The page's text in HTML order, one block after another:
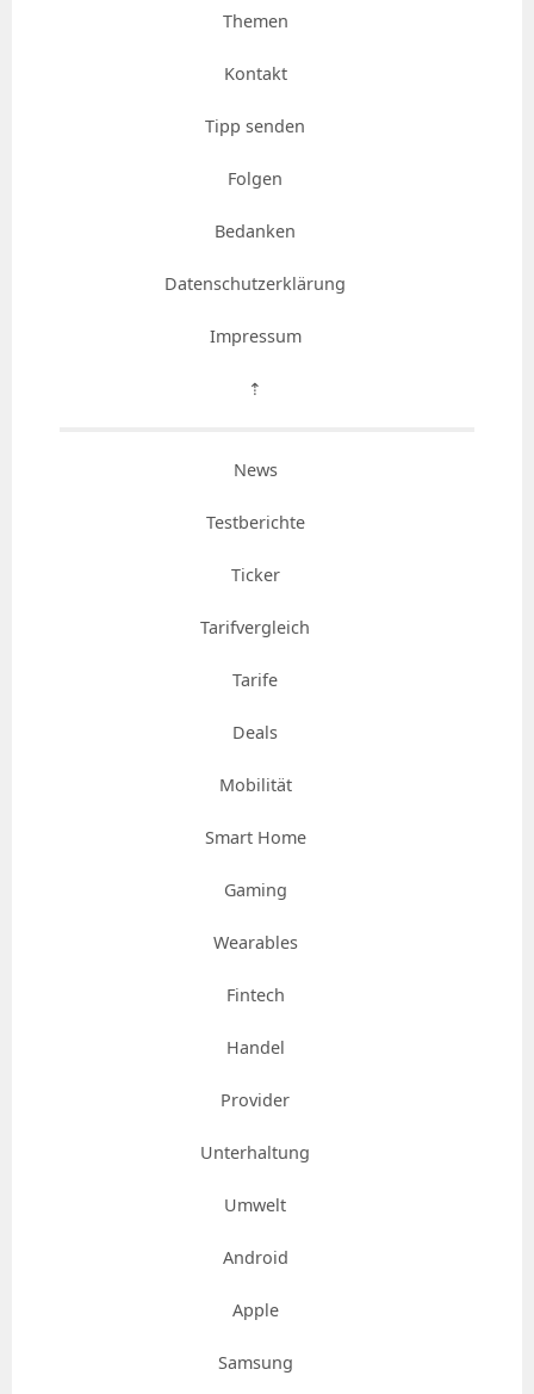
Themen
Kontakt
Tipp senden
Folgen
Bedanken
Datenschutzerklärung
Impressum
⇡
News
Testberichte
Ticker
Tarifvergleich
Tarife
Deals
Mobilität
Smart Home
Gaming
Wearables
Fintech
Handel
Provider
Unterhaltung
Umwelt
Android
Apple
Samsung